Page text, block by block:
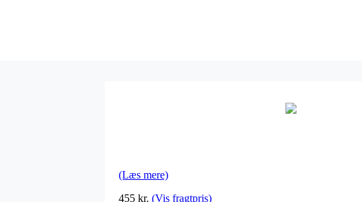
(Læs mere)
455 kr. (Vis fragtpris)